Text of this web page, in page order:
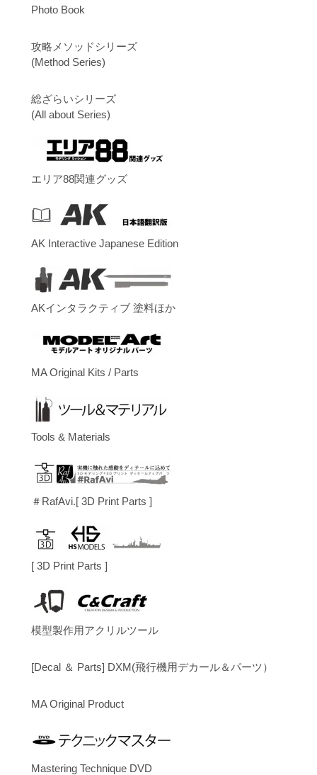
Photo Book
攻略メソッドシリーズ
(Method Series)
総ざらいシリーズ
(All about Series)
エリア88関連グッズ
AK Interactive Japanese Edition
AKインタラクティブ 塗料ほか
MA Original Kits / Parts
Tools & Materials
＃RafAvi.[ 3D Print Parts ]
[ 3D Print Parts ]
模型製作用アクリルツール
[Decal ＆ Parts] DXM(飛行機用デカール＆パーツ）
MA Original Product
Mastering Technique DVD